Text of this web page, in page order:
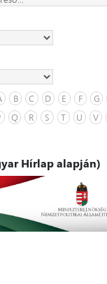
B C D E F G
Q R S T U V
Hírlap alapján)